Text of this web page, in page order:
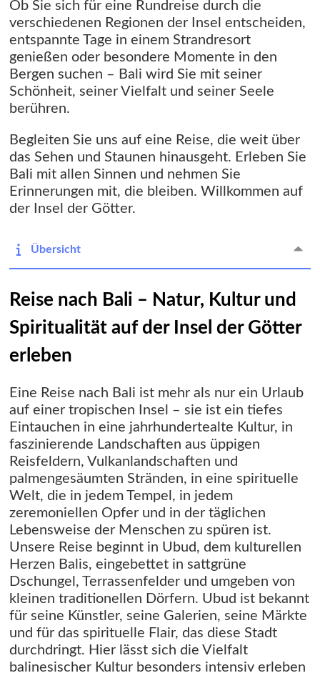
Ob Sie sich für eine Rundreise durch die
verschiedenen Regionen der Insel entscheiden,
entspannte Tage in einem Strandresort
genießen oder besondere Momente in den
Bergen suchen – Bali wird Sie mit seiner
Schönheit, seiner Vielfalt und seiner Seele
berühren.
Begleiten Sie uns auf eine Reise, die weit über
das Sehen und Staunen hinausgeht. Erleben Sie
Bali mit allen Sinnen und nehmen Sie
Erinnerungen mit, die bleiben. Willkommen auf
der Insel der Götter.
Übersicht
Reise nach Bali – Natur, Kultur und
Spiritualität auf der Insel der Götter
erleben
Eine Reise nach Bali ist mehr als nur ein Urlaub
auf einer tropischen Insel – sie ist ein tiefes
Eintauchen in eine jahrhundertealte Kultur, in
faszinierende Landschaften aus üppigen
Reisfeldern, Vulkanlandschaften und
palmengesäumten Stränden, in eine spirituelle
Welt, die in jedem Tempel, in jedem
zeremoniellen Opfer und in der täglichen
Lebensweise der Menschen zu spüren ist.
Unsere Reise beginnt in Ubud, dem kulturellen
Herzen Balis, eingebettet in sattgrüne
Dschungel, Terrassenfelder und umgeben von
kleinen traditionellen Dörfern. Ubud ist bekannt
für seine Künstler, seine Galerien, seine Märkte
und für das spirituelle Flair, das diese Stadt
durchdringt. Hier lässt sich die Vielfalt
balinesischer Kultur besonders intensiv erleben